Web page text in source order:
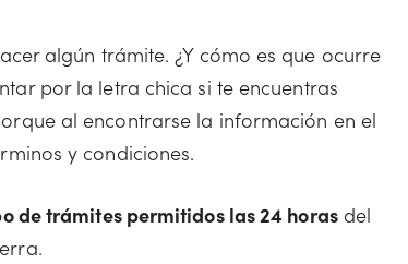
algún trámite. ¿Y cómo es que ocurre
por la letra chica si te encuentras
al encontrarse la información en el
y condiciones.
de trámites permitidos las 24 horasdel